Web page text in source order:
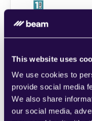
This website uses
We use cookies to
provide social media
We also share
our social media,
1CRM
Anforderungen
Unternehmens
Learn more